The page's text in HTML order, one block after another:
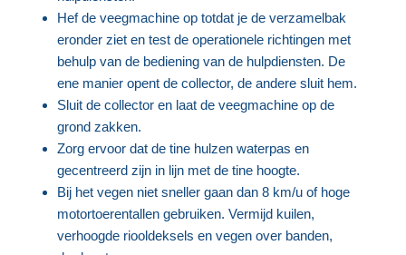
Hef de veegmachine op totdat je de verzamelbak
eronder ziet en test de operationele richtingen met
behulp van de bediening van de hulpdiensten. De
ene manier opent de collector, de andere sluit hem.
Sluit de collector en laat de veegmachine op de
grond zakken.
Zorg ervoor dat de tine hulzen waterpas en
gecentreerd zijn in lijn met de tine hoogte.
Bij het vegen niet sneller gaan dan 8 km/u of hoge
motortoerentallen gebruiken. Vermijd kuilen,
verhoogde riooldeksels en vegen over banden,